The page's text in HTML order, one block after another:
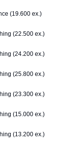
(19.600 ex.)
(22.500 ex.)
(24.200 ex.)
(25.800 ex.)
(23.300 ex.)
(15.000 ex.)
(13.200 ex.)